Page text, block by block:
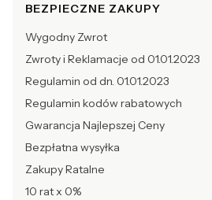
BEZPIECZNE ZAKUPY
Wygodny Zwrot
Zwroty i Reklamacje od 01.01.2023
Regulamin od dn. 01.01.2023
Regulamin kodów rabatowych
Gwarancja Najlepszej Ceny
Bezpłatna wysyłka
Zakupy Ratalne
10 rat x 0%